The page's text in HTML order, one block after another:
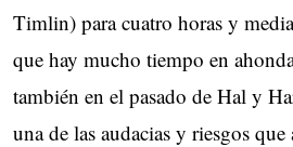
Timlin) para cuatro horas y
que hay mucho tiempo en
también en el pasado de Hal y
una de las audacias y riesgos